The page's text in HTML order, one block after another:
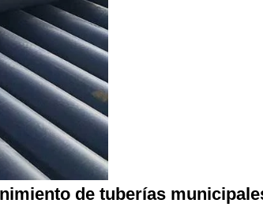
de tuberías